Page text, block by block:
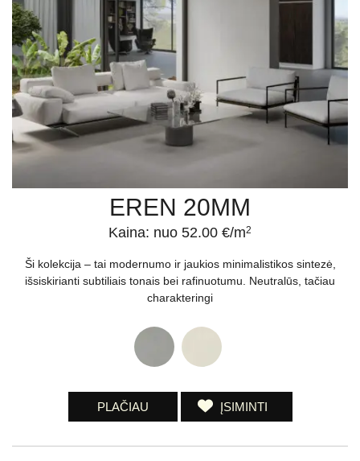
EREN 20MM
Kaina: nuo 52.00 €/m2
Ši kolekcija – tai modernumo ir jaukios minimalistikos sintezė,
išsiskirianti subtiliais tonais bei rafinuotumu. Neutralūs, tačiau
charakteringi
PLAČIAU ĮSIMINTI